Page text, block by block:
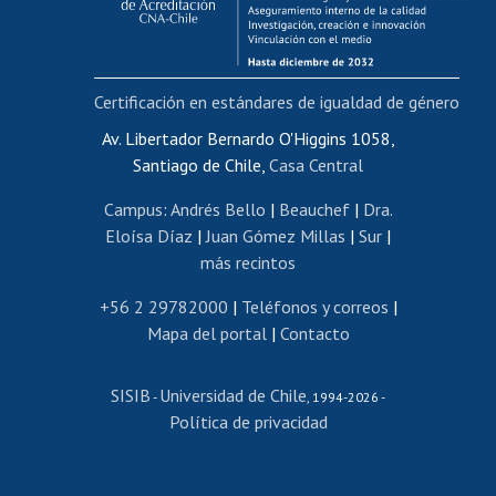
Funcionarias/os
Cursos internos de capacitación
Bienestar del personal
Portal de movilidad interna
Certificado de renta
Certificado de renta honorarios
Editar páginas blancas
Extranjeras/os
Revalidación y reconocimiento de títulos
Postulación al Programa de Movilidad Estudiantil
Cursos de español
Av. Libertador Bernardo O'Higgins 1058,
Santiago de Chile, Casa Central
Campus: Andrés Bello | Beauchef| Dra.
Eloísa Díaz |Juan Gómez Millas | Sur |
más recintos
+56 2 29782000 | Teléfonos y correos |
Mapa del portal| Contacto
SISIB - Universidad de Chile, 1994-2026 -
Política de privacidad
Certificación en estándares de igualdad de género